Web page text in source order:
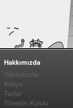
Hakkımızda
Hakkımızda
Künye
Tezler
Yönetim Kurulu